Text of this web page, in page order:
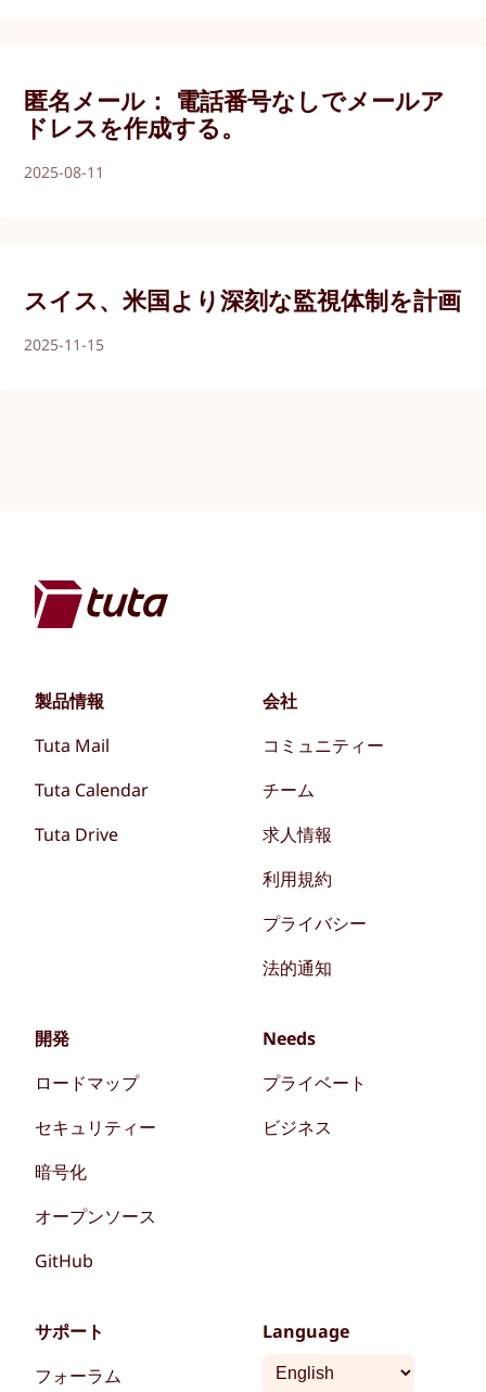
匿名メール： 電話番号なしでメールア
ドレスを作成する。
2025-08-11
スイス、米国より深刻な監視体制を計画
2025-11-15
製品情報
Tuta Mail
Tuta Calendar
Tuta Drive
会社
コミュニティー
チーム
求人情報
利用規約
プライバシー
法的通知
開発
ロードマップ
セキュリティー
暗号化
オープンソース
GitHub
Needs
プライベート
ビジネス
サポート
フォーラム
Language